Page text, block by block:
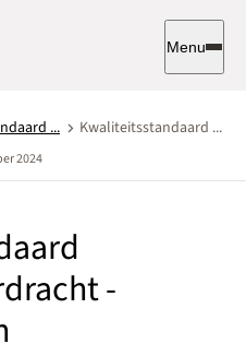
Menu
... Kwaliteitsstandaard ...
2024
-